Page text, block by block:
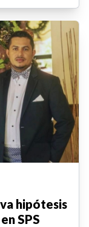
hipótesis
SPS